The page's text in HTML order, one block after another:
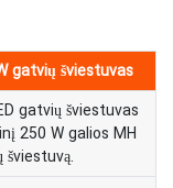
gatvių šviestuvas
gatvių šviestuvas
250 W galios MH
šviestuvą.